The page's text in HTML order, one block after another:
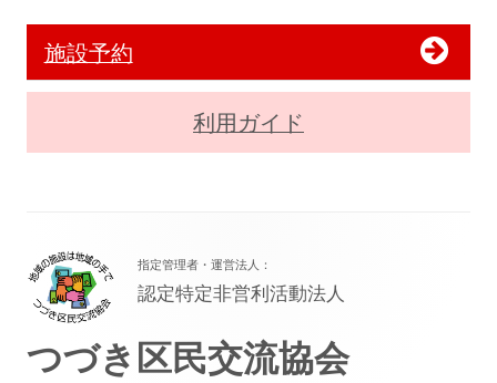
施設予約
利用ガイド
ッ
タ
ー・
指定管理者・運営法人：
認定特定非営利活動法人
つづき区民交流協会